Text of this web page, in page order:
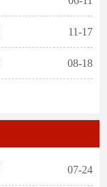
11-17
08-18
07-24